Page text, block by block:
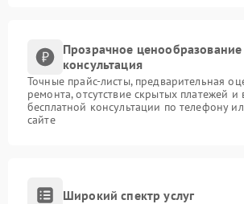
Прозрачное ценообразование
консультация
Точные прайс-листы, предварительная
ремонта, отсутствие скрытых платежей и
бесплатной консультации по телефону
сайте
Широкий спектр услуг